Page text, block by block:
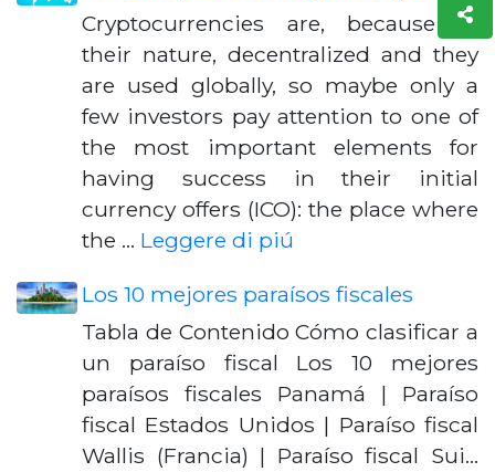
Cryptocurrencies are, because of
their nature, decentralized and they
are used globally, so maybe only a
few investors pay attention to one of
the most important elements for
having success in their initial
currency offers (ICO): the place where
the … Leggere di piú
Los 10 mejores paraísos fiscales
Tabla de Contenido Cómo clasificar a
un paraíso fiscal Los 10 mejores
paraísos fiscales Panamá | Paraíso
fiscal Estados Unidos | Paraíso fiscal
Wallis (Francia) | Paraíso fiscal Sui…